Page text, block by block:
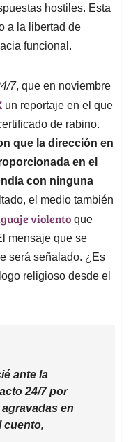
hostiles. Esta
a la libertad de
funcional.
7, que en noviembre
un reportaje en el que
de rabino.
que la dirección en
en el
con ninguna
el medio también
violento que
mensaje que se
será señalado. ¿Es
religioso desde el
ante la
24/7 por
en
cuento,